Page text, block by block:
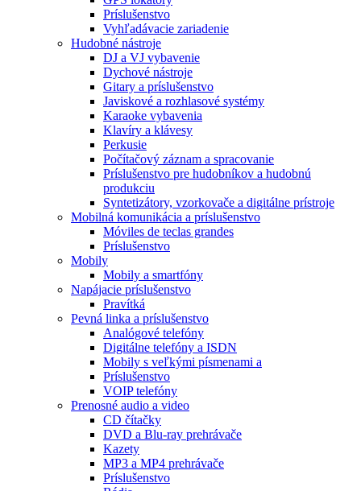
Príslušenstvo
Vyhľadávacie zariadenie
Hudobné nástroje
DJ a VJ vybavenie
Dychové nástroje
Gitary a príslušenstvo
Javiskové a rozhlasové systémy
Karaoke vybavenia
Klavíry a klávesy
Perkusie
Počítačový záznam a spracovanie
Príslušenstvo pre hudobníkov a hudobnú
produkciu
Syntetizátory, vzorkovače a digitálne prístroje
Mobilná komunikácia a príslušenstvo
Móviles de teclas grandes
Príslušenstvo
Mobily
Mobily a smartfóny
Napájacie príslušenstvo
Pravítká
Pevná linka a príslušenstvo
Analógové telefóny
Digitálne telefóny a ISDN
Mobily s veľkými písmenami a
Príslušenstvo
VOIP telefóny
Prenosné audio a video
CD čítačky
DVD a Blu-ray prehrávače
Kazety
MP3 a MP4 prehrávače
Príslušenstvo